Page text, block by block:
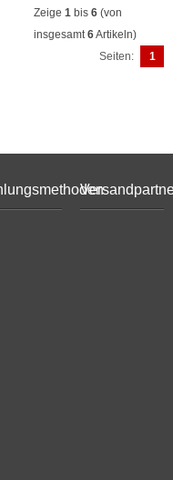
Zeige 1 bis 6 (von
insgesamt6Artikeln)
Seiten:
1